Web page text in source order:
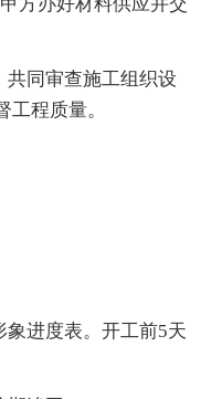
共同审查施工组织设
程质量。
象进度表。开工前5天